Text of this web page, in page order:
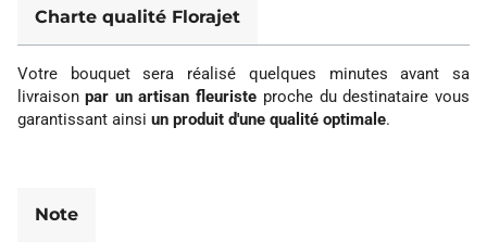
Charte qualité Florajet
Votre bouquet sera réalisé quelques minutes avant sa
livraison par un artisan fleuriste proche du destinataire vous
garantissant ainsi un produit d'une qualité optimale.
Note